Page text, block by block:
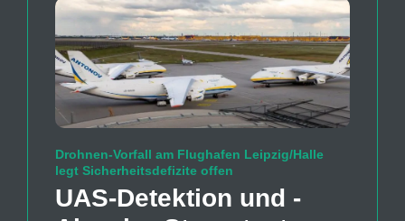
Drohnen-Vorfall am Flughafen Leipzig/Halle
legt Sicherheitsdefizite offen
UAS-Detektion und -